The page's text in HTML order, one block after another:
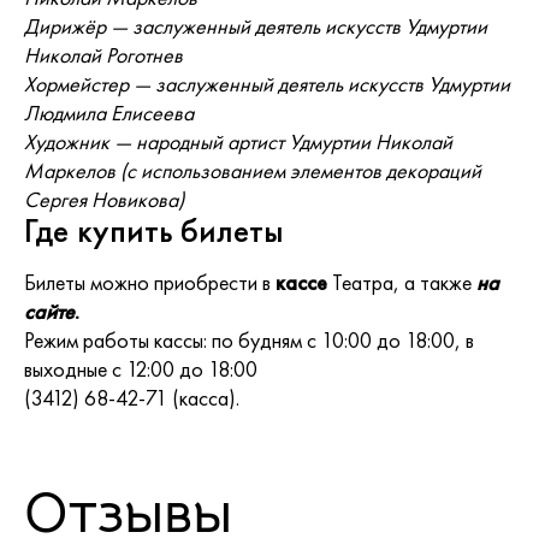
Дирижёр — заслуженный деятель искусств Удмуртии
Николай Роготнев
Хормейстер — заслуженный деятель искусств Удмуртии
Людмила Елисеева
Художник — народный артист Удмуртии Николай
Маркелов (с использованием элементов декораций
Сергея Новикова)
Где купить билеты
Билеты можно приобрести в кассе Театра, а также на
сайте.
Режим работы кассы: по будням с 10:00 до 18:00, в
выходные с 12:00 до 18:00
(3412) 68-42-71 (касса).
Отзывы